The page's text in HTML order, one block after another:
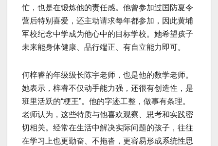
忙，也是在锻炼他的责任感。他曾参加过国防夏令
营后特别喜爱，还主动请求每年都参加，因此黄埔
军校纪念中学成为他心中的目标学校。她希望孩子
未来能身体健康、品行端正、有自立能力即可。
何梓睿的年级级长陈宇老师，也是他的数学老师。
她表示，梓睿不仅动手能力强，还很有创造性，是
班里活跃的“梗王”。他的字迹工整，做事有条理。
老师认为，这些特质与他喜欢观察、思考和实践密
切相关。经常在生活中解决实际问题的孩子，往往
在学习上也更勤奋、不拖沓，更容易形成系统性思